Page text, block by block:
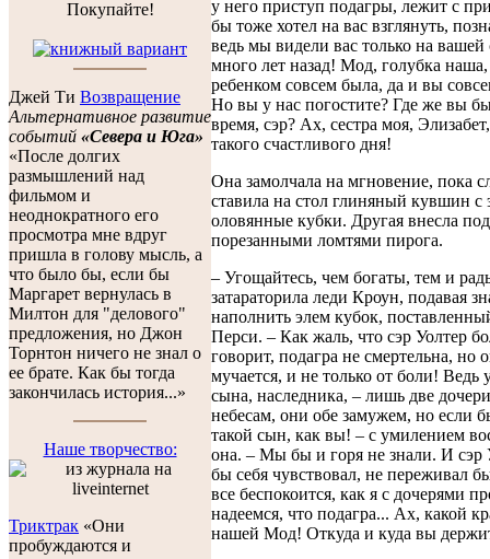
Покупайте!
Джей Ти Возвращение
Альтернативное развитие
событий «Севера и Юга»
«После долгих
размышлений над
фильмом и
неоднократного его
просмотра мне вдруг
пришла в голову мысль, а
что было бы, если бы
Маргарет вернулась в
Милтон для "делового"
предложения, но Джон
Торнтон ничего не знал о
ее брате. Как бы тогда
закончилась история...»
Наше творчество:
Триктрак «Они
пробуждаются и
у него приступ подагры, лежит с
бы тоже хотел на вас взглянуть,
ведь мы видели вас только на вашей
много лет назад! Мод, голубка наша,
ребенком совсем была, да и вы
Но вы у нас погостите? Где же вы
время, сэр? Ах, сестра моя,
такого счастливого дня!
Она замолчала на мгновение, пока
ставила на стол глиняный кувшин с
оловянные кубки. Другая внесла
порезанными ломтями пирога.
– Угощайтесь, чем богаты, тем и
затараторила леди Кроун, подавая
наполнить элем кубок,
Перси. – Как жаль, что сэр Уолтер
говорит, подагра не смертельна, но
мучается, и не только от боли! Ведь
сына, наследника, – лишь две
небесам, они обе замужем, но если
такой сын, как вы! – с умилением
она. – Мы бы и горя не знали. И сэр
бы себя чувствовал, не переживал
все беспокоится, как я с дочерями
надеемся, что подагра... Ах, какой
нашей Мод! Откуда и куда вы